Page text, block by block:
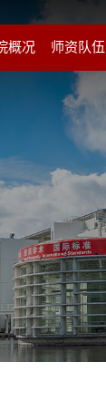
概况 师资队伍